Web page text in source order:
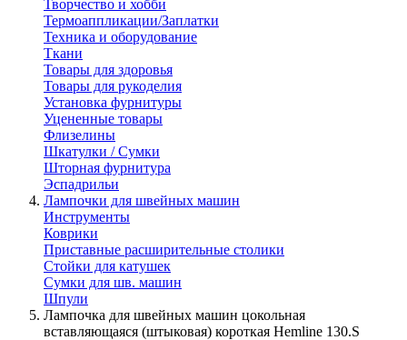
Творчество и хобби
Термоаппликации/Заплатки
Техника и оборудование
Ткани
Товары для здоровья
Товары для рукоделия
Установка фурнитуры
Уцененные товары
Флизелины
Шкатулки / Сумки
Шторная фурнитура
Эспадрильи
Лампочки для швейных машин
Инструменты
Коврики
Приставные расширительные столики
Стойки для катушек
Сумки для шв. машин
Шпули
Лампочка для швейных машин цокольная
вставляющаяся (штыковая) короткая Hemline 130.S